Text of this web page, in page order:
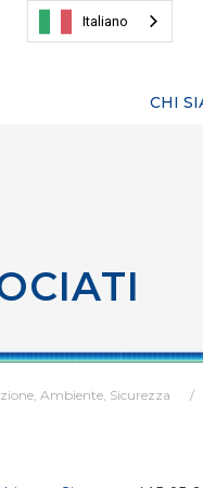
Italiano
CHI
Ambiente, Sicurezza